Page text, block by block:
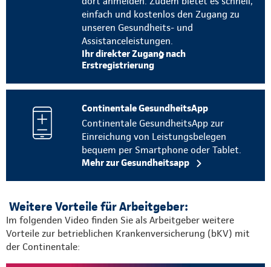
einfach und kostenlos den Zugang zu
unseren Gesundheits- und
Assistanceleistungen.
Ihr direkter Zugang nach
Erstregistrierung
Continentale GesundheitsApp
Continentale GesundheitsApp zur
Einreichung von Leistungsbelegen
bequem per Smartphone oder Tablet.
Mehr zur Gesundheitsapp
Weitere Vorteile für Arbeitgeber:
Im folgenden Video finden Sie als Arbeitgeber weitere
Vorteile zur betrieblichen Krankenversicherung (bKV) mit
der Continentale: